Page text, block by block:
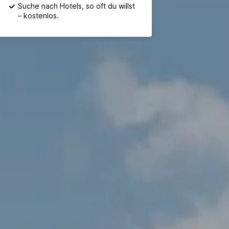
Suche nach Hotels, so oft du willst
– kostenlos.